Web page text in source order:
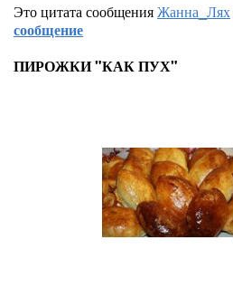
Это цитата сообщенияЖанна_Лях
сообщение
ПИРОЖКИ "КАК ПУХ"